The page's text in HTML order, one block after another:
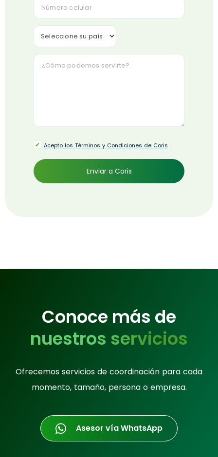
Acepto los Términos y Condiciones de Coris
Conoce más de
nuestros servicios
Ofrecemos servicios de coordinación para cada
momento, tamaño, persona o empresa.
Asesor vía WhatsApp